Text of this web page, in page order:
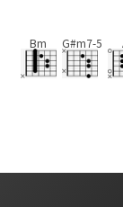
Bm G#m7-5